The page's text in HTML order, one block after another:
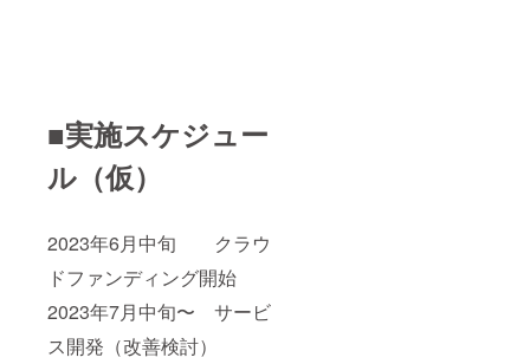
■実施スケジュー
ル（仮）
2023年6月中旬 クラウ
ドファンディング開始
2023年7月中旬〜 サービ
ス開発（改善検討）